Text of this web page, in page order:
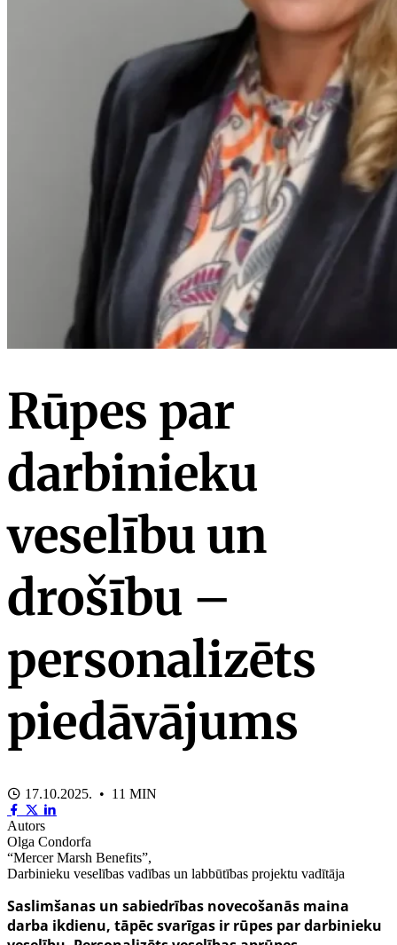
Rūpes par
darbinieku
veselību un
drošību –
personalizēts
piedāvājums
17.10.2025. • 11 MIN
Autors
Olga Condorfa
“Mercer Marsh Benefits”,
Darbinieku veselības vadības un labbūtības projektu vadītāja
Saslimšanas un sabiedrības novecošanās maina
darba ikdienu, tāpēc svarīgas ir rūpes par darbinieku